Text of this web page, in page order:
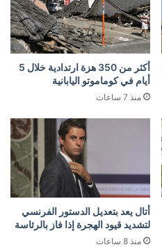
أكثر من 350 هزة ارتدادية خلال 5
أيام في كوماموتو اليابانية
منذ 7 ساعات
أتال يعد بتعديل الدستور الفرنسي
لتشديد قيود الهجرة إذا فاز بالرئاسة
منذ 8 ساعات